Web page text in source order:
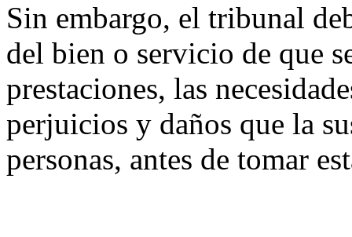
Sin embargo, el tribunal
del bien o servicio de que
prestaciones, las
perjuicios y daños que la
personas, antes de tomar